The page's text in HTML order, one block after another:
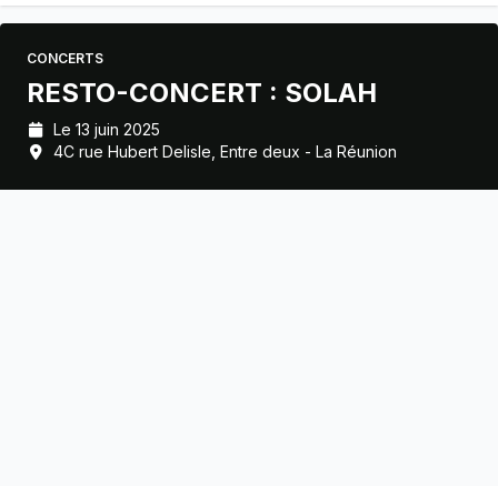
CONCERTS
RESTO-CONCERT : SOLAH
Le 13 juin 2025
4C rue Hubert Delisle, Entre deux - La Réunion